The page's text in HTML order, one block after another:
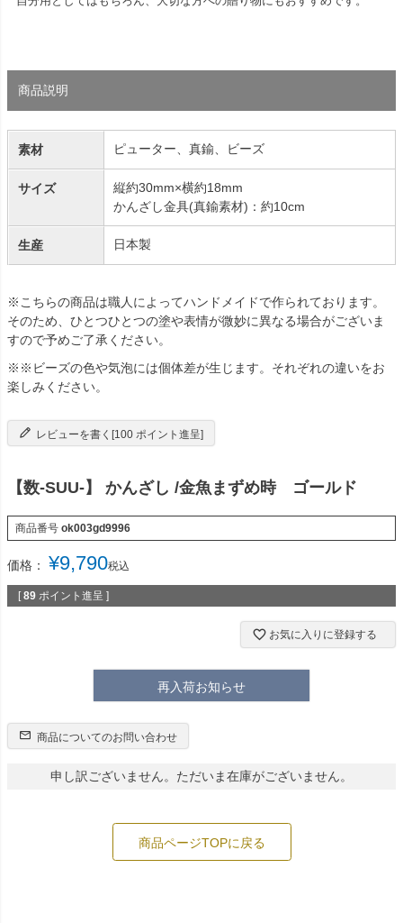
商品説明
素材 ピューター、真鍮、ビーズ
サイズ
縦約30mm×横約18mm
かんざし金具(真鍮素材)：約10cm
生産 日本製
※こちらの商品は職人によってハンドメイドで作られております。
そのため、ひとつひとつの塗や表情が微妙に異なる場合がございま
すので予めご了承ください。
※※ビーズの色や気泡には個体差が生じます。それぞれの違いをお
楽しみください。
レビューを書く[100 ポイント進呈]
【数-SUU-】 かんざし /金魚まずめ時 ゴールド
商品番号 ok003gd9996
価格： ¥9,790税込
[ 89 ポイント進呈 ]
お気に入りに登録する
再入荷お知らせ
商品についてのお問い合わせ
申し訳ございません。ただいま在庫がございません。
商品ページTOPに戻る